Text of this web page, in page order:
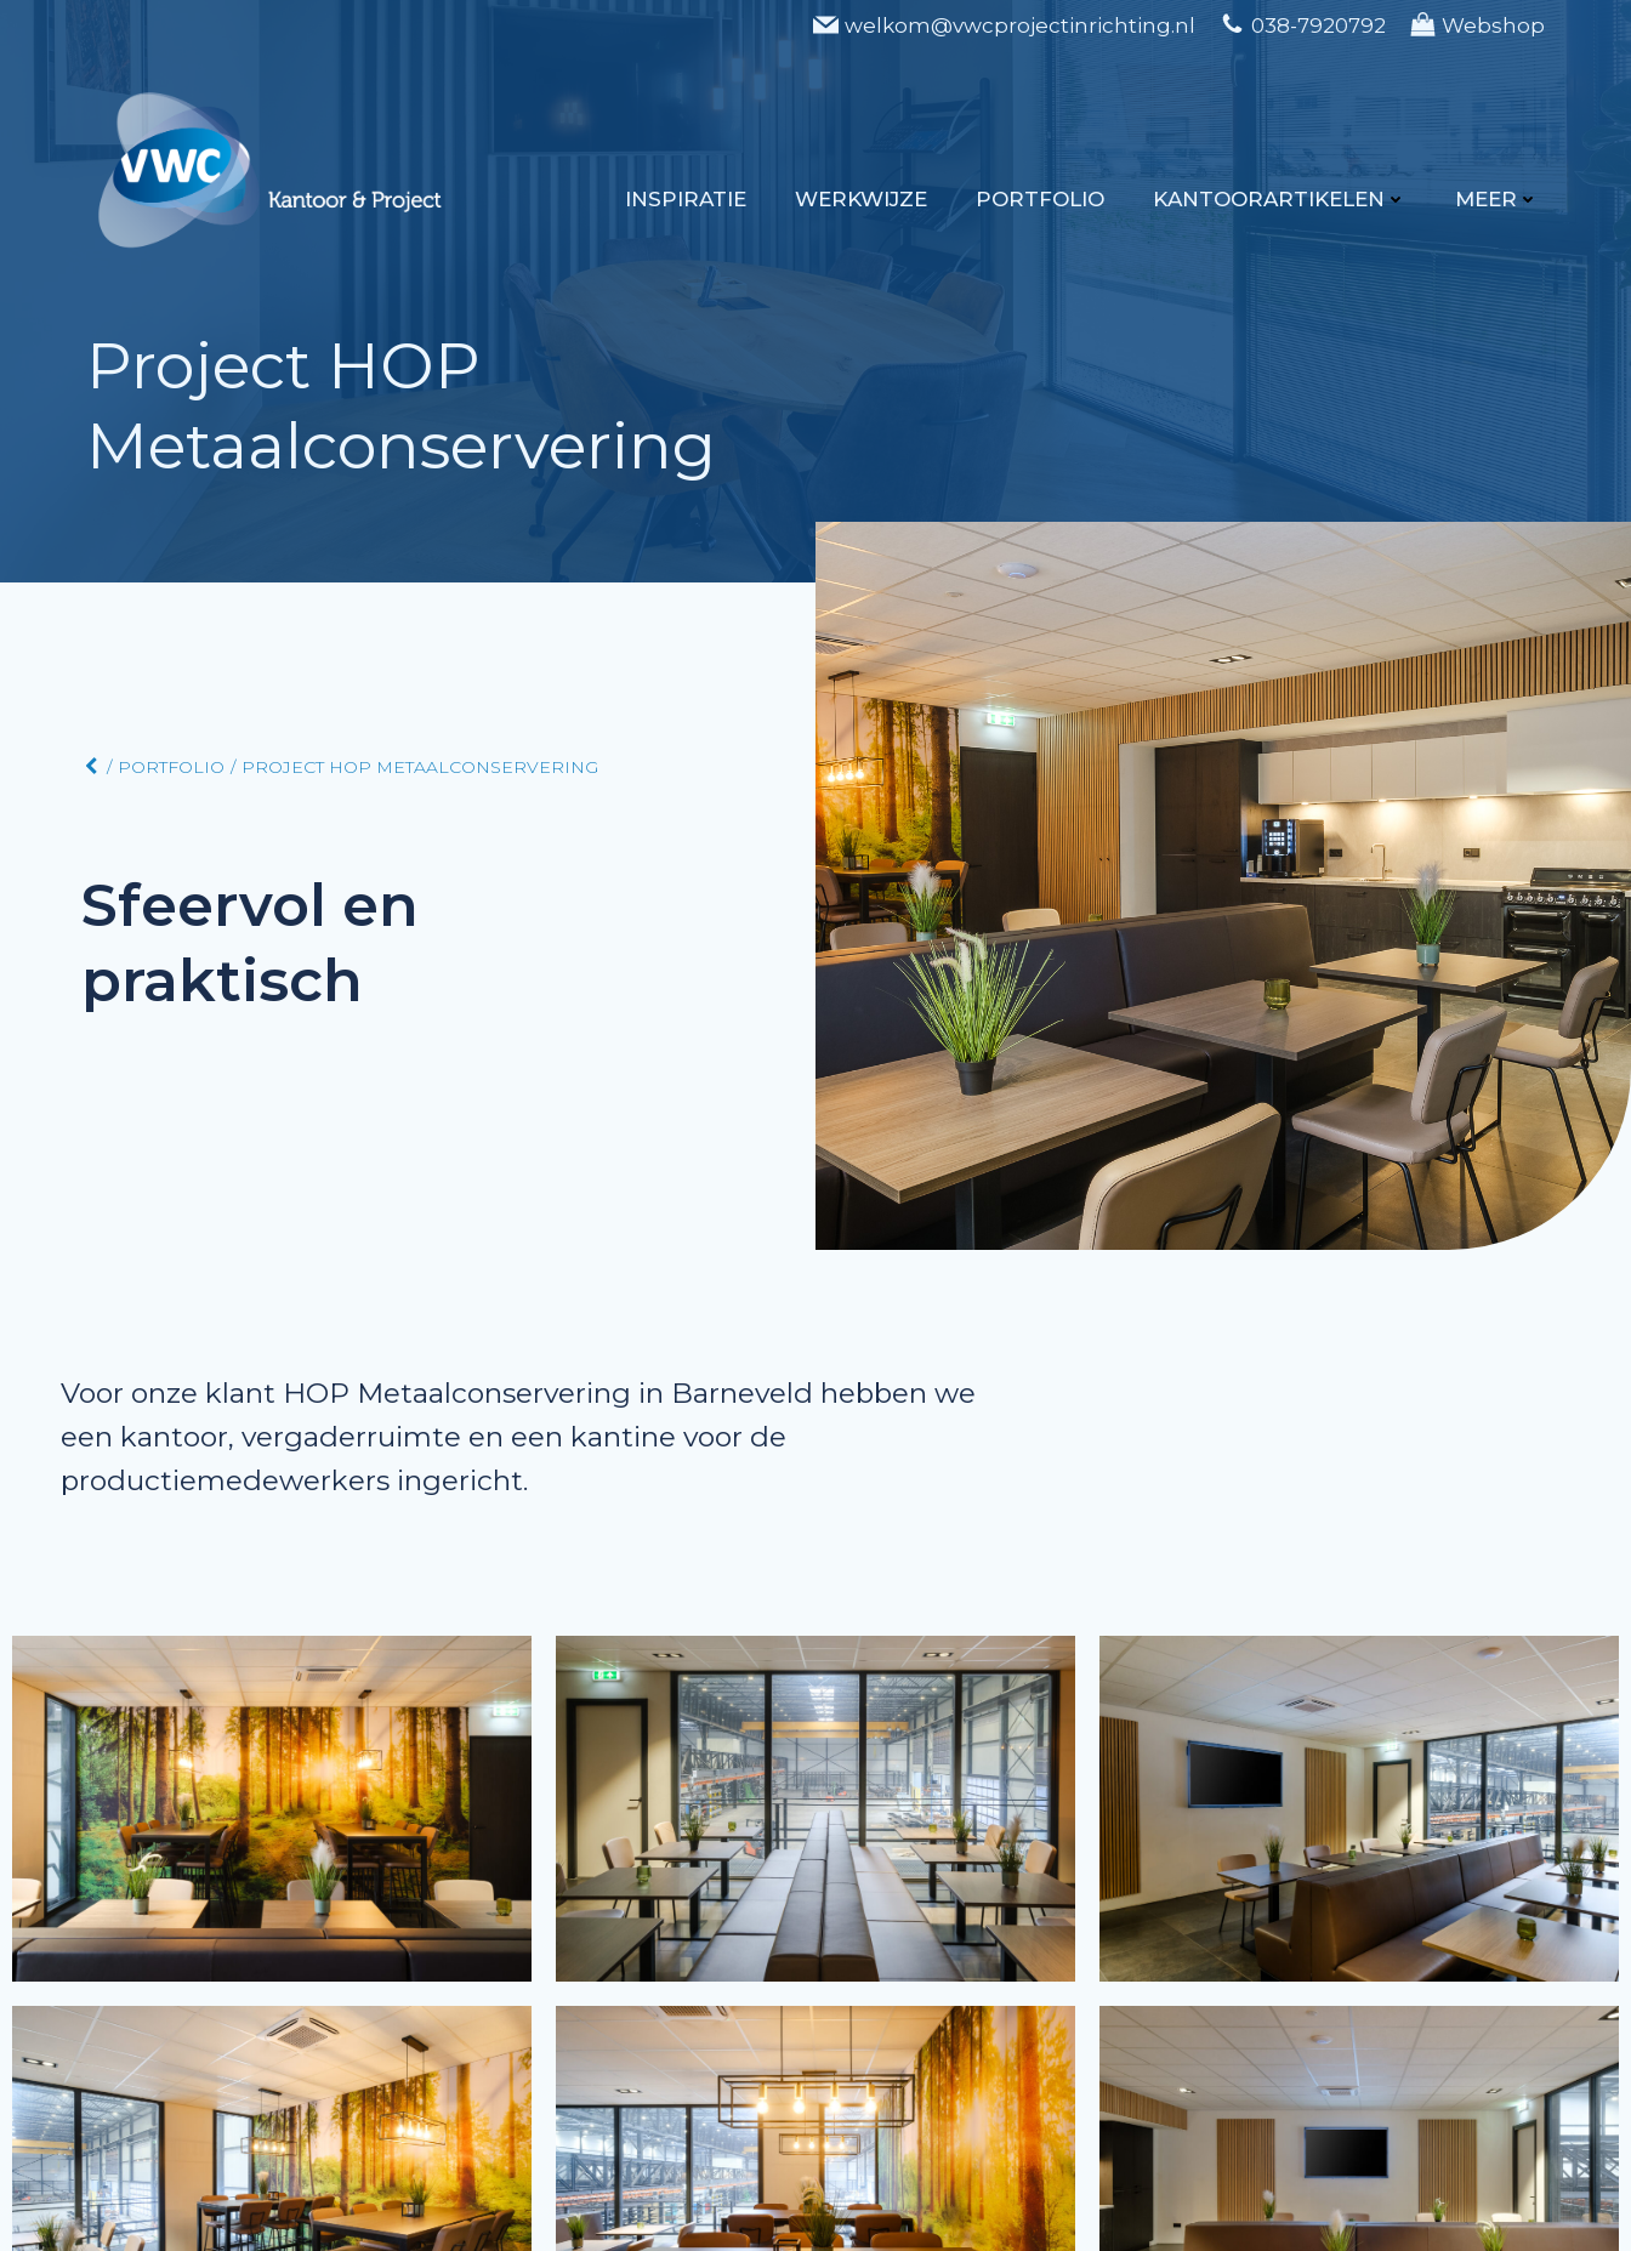
welkom@vwcprojectinrichting.nl 038-7920792 Webshop
INSPIRATIE WERKWIJZE PORTFOLIO KANTOORARTIKELEN MEER
Project HOP
Metaalconservering
PORTFOLIO PROJECT HOP METAALCONSERVERING
Sfeervol en
praktisch
Voor onze klant HOP Metaalconservering in Barneveld hebben we
een kantoor, vergaderruimte en een kantine voor de
productiemedewerkers ingericht.